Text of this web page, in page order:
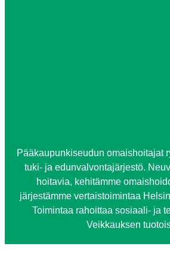
Pääkaupunkiseudun omaishoitajat
tuki- ja edunvalvontajärjestö.
hoitavia, kehitämme
järjestämme vertaistoimintaa
Toimintaa rahoittaa sosiaali- ja
Veikkauksen